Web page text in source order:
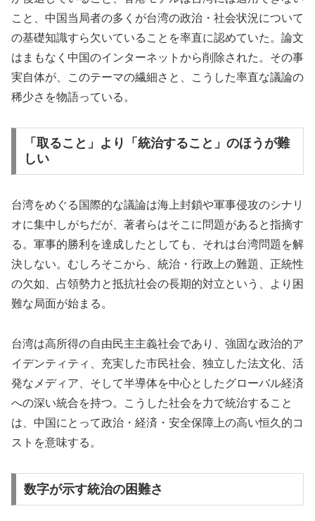
こと、中国当局者の多くが台湾の政治・社会状況について
の基礎知識すら欠いていることを率直に認めていた。論文
はまもなく中国のインターネットから削除された。その事
実自体が、このテーマの繊細さと、こうした率直な議論の
稀少さを物語っている。
「取ること」より「統治すること」のほうが難
しい
台湾をめぐる国際的な議論は海上封鎖や軍事侵攻のシナリ
オに集中しがちだが、著者らはそこに問題があると指摘す
る。軍事的勝利を達成したとしても、それは台湾問題を解
決しない。むしろそこから、統治・行政上の難題、正統性
の欠如、占領勢力と抵抗社会の長期的対立という、より困
難な局面が始まる。
台湾は高所得の自由民主主義社会であり、強固な政治的ア
イデンティティ、充実した市民社会、独立した法文化、活
発なメディア、そして半導体を中心としたグローバル経済
への深い統合を持つ。こうした社会を力で統治すること
は、中国にとって政治・経済・安全保障上の高い恒久的コ
ストを意味する。
数字が示す統治の困難さ